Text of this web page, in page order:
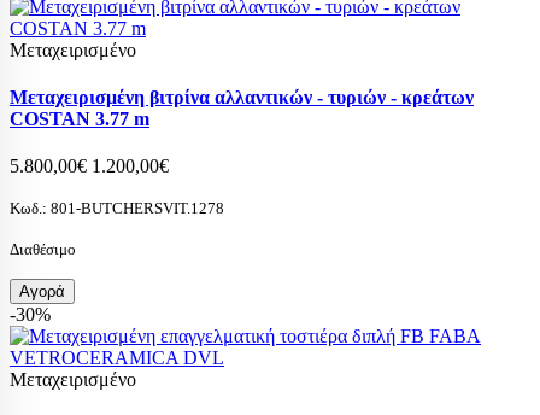
Μεταχειρισμένο
Μεταχειρισμένη βιτρίνα αλλαντικών - τυριών - κρεάτων
COSTAN 3.77 m
5.800,00€ 1.200,00€
Κωδ.: 801-BUTCHERSVIT.1278
Διαθέσιμο
Αγορά
-30%
Μεταχειρισμένο